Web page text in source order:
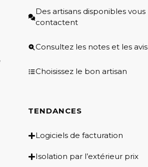
Des artisans disponibles vous
contactent
Consultez les notes et les avis
Choisissez le bon artisan
TENDANCES
Logiciels de facturation
Isolation par l’extérieur prix